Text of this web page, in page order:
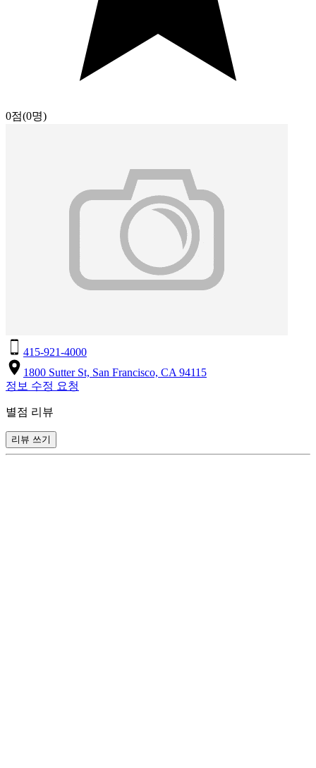
0점(0명)
415-921-4000
1800 Sutter St, San Francisco, CA 94115
정보 수정 요청
별점 리뷰
리뷰 쓰기